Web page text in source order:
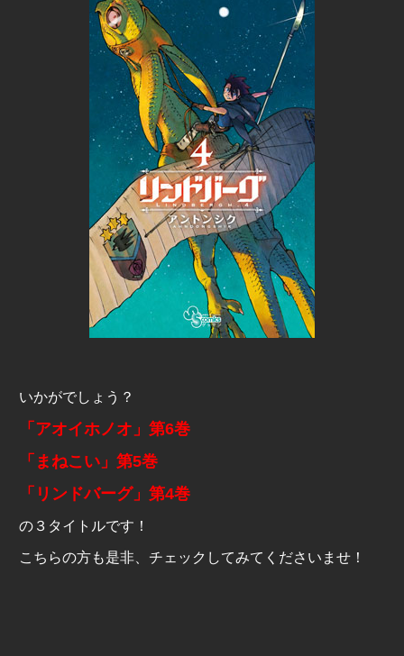
いかがでしょう？
「アオイホノオ」第6巻
「まねこい」第5巻
「リンドバーグ」第4巻
の３タイトルです！
こちらの方も是非、チェックしてみてくださいませ！